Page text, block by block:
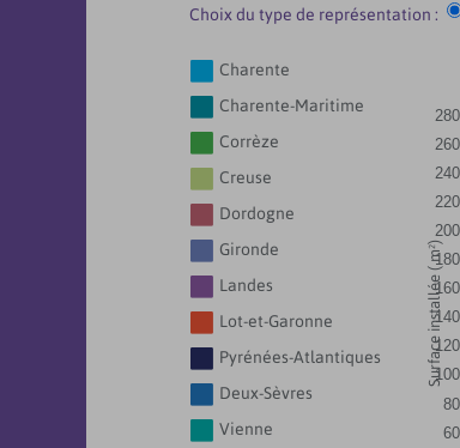
Choix du type de représentation :
Charente
Charente-Maritime
Corrèze
Creuse
Dordogne
Gironde
Landes
Lot-et-Garonne
Pyrénées-Atlantiques
Deux-Sèvres
Vienne
Surface installée ( m²)